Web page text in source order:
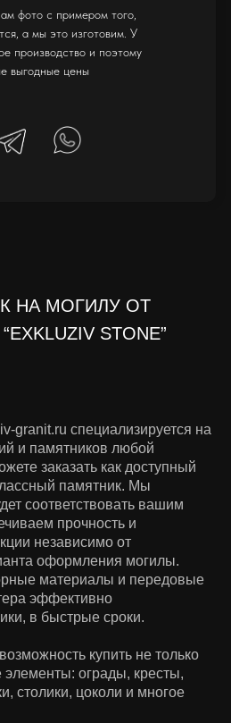
фото с примером того,
а мы это изготовим. У
производство и поэтому
выгодные цены
НА МОГИЛУ ОТ
STONE”
granit.ru специализируется на
и памятников любой
заказать как доступный
памятник. Мы
соответствовать вашим
прочность и
независимо от
оформления могилы.
материалы и передовые
эффективно
в быстрые сроки.
купить не только
элементы: ограды, кресты,
столики, цоколи и многое